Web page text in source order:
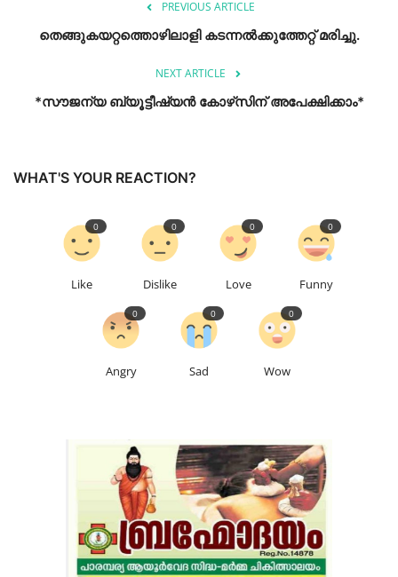
PREVIOUS ARTICLE
തെങ്ങുകയറ്റത്തൊഴിലാളി കടന്നൽക്കുത്തേറ്റ് മരിച്ചു.
NEXT ARTICLE
*സൗജന്യ ബ്യൂട്ടീഷ്യൻ കോഴ്‌സിന് അപേക്ഷിക്കാം*
WHAT'S YOUR REACTION?
Like
0
Dislike
0
Love
0
Funny
0
Angry
0
Sad
0
Wow
0